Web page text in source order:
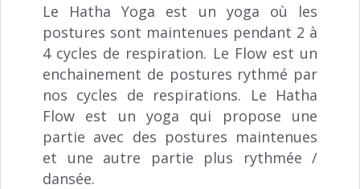
Le Hatha Yoga est un yoga où les
postures sont maintenues pendant 2 à
4 cycles de respiration. Le Flow est un
enchainement de postures rythmé par
nos cycles de respirations. Le Hatha
Flow est un yoga qui propose une
partie avec des postures maintenues
et une autre partie plus rythmée /
dansée.